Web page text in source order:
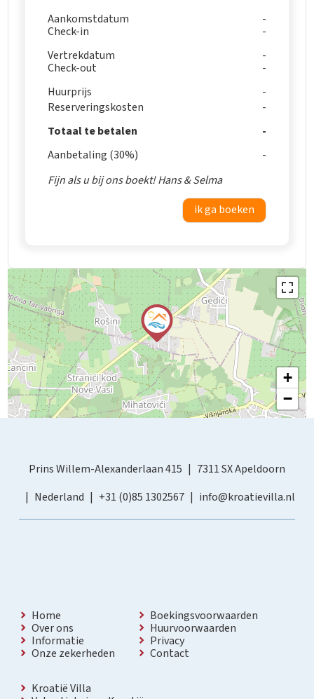
Aankomstdatum
Check-in
Vertrekdatum
Check-out
Huurprijs
Reserveringskosten
Totaal te betalen
Aanbetaling (30%)
Fijn als u bij ons boekt! Hans & Selma
ik ga boeken
+
−
Prins Willem-Alexanderlaan 415
7311 SX Apeldoorn
Nederland
+31 (0)85 1302567 info@kroatievilla.nl
Home
Over ons
Informatie
Onze zekerheden
Boekingsvoorwaarden
Huurvoorwaarden
Privacy
Contact
Kroatië Villa